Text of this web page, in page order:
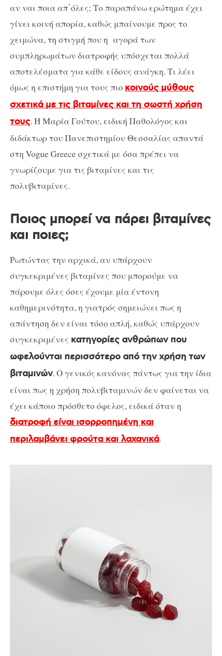
αν ναι ποια απ΄όλες; Το παραπάνω ερώτημα έχει
γίνει κοινή απορία, καθώς μπαίνουμε προς το
χειμώνα, τη στιγμή που η αγορά των
συμπληρωμάτων διατροφής υπόσχεται πολλά
αποτελέσματα για κάθε είδους ανάγκη. Τι λέει
όμως η επιστήμη για τους πιο κοινούς μύθους
σχετικά με τις βιταμίνες και τη σωστή χρήση
τους. Η Μαρία Γούτου, ειδική Παθολόγος και
διδάκτωρ του Πανεπιστημίου Θεσσαλίας απαντά
στη Vogue Greece σχετικά με όσα πρέπει να
γνωρίζουμε για τις βιταμίνες και τις
πολυβιταμίνες.
Ποιος μπορεί να πάρει βιταμίνες
και ποιες;
Ρωτώντας την αρχικά, αν υπάρχουν
συγκεκριμένες βιταμίνες που μπορούμε να
πάρουμε όλες όσες έχουμε μία έντονη
καθημερινότητα, η γιατρός σημειώνει πως η
απάντηση δεν είναι τόσο απλή, καθώς υπάρχουν
συγκεκριμένες κατηγορίες ανθρώπων που
ωφελούνται περισσότερο από την χρήση των
βιταμινών. Ο γενικός κανόνας πάντως για την ίδια
είναι πως η χρήση πολυβιταμινών δεν φαίνεται να
έχει κάποιο πρόσθετο όφελος, ειδικά όταν η
διατροφή είναι ισορροπημένη και
περιλαμβάνει φρούτα και λαχανικά.